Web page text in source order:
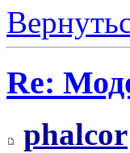
Re:
phalcor